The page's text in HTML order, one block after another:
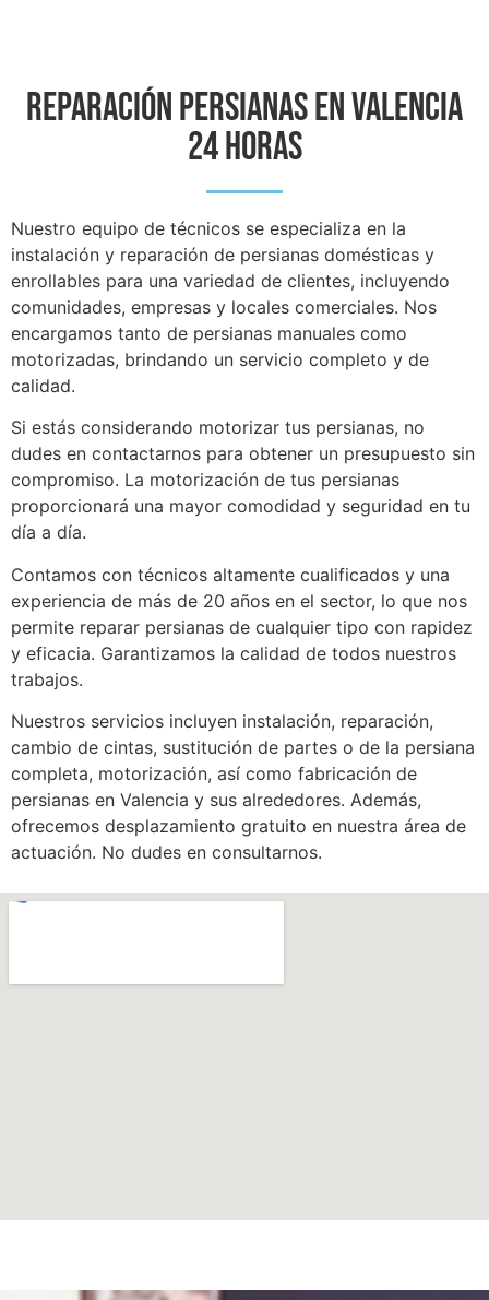
Reparación Persianas EN vALENCIA
24 horas
Nuestro equipo de técnicos se especializa en la
instalación y reparación de persianas domésticas y
enrollables para una variedad de clientes, incluyendo
comunidades, empresas y locales comerciales. Nos
encargamos tanto de persianas manuales como
motorizadas, brindando un servicio completo y de
calidad.
Si estás considerando motorizar tus persianas, no
dudes en contactarnos para obtener un presupuesto sin
compromiso. La motorización de tus persianas
proporcionará una mayor comodidad y seguridad en tu
día a día.
Contamos con técnicos altamente cualificados y una
experiencia de más de 20 años en el sector, lo que nos
permite reparar persianas de cualquier tipo con rapidez
y eficacia. Garantizamos la calidad de todos nuestros
trabajos.
Nuestros servicios incluyen instalación, reparación,
cambio de cintas, sustitución de partes o de la persiana
completa, motorización, así como fabricación de
persianas en Valencia y sus alrededores. Además,
ofrecemos desplazamiento gratuito en nuestra área de
actuación. No dudes en consultarnos.